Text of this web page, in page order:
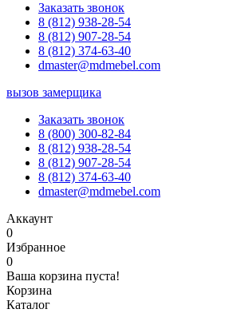
Заказать звонок
8 (812) 938-28-54
8 (812) 907-28-54
8 (812) 374-63-40
dmaster@mdmebel.com
вызов замерщика
Заказать звонок
8 (800) 300-82-84
8 (812) 938-28-54
8 (812) 907-28-54
8 (812) 374-63-40
dmaster@mdmebel.com
Аккаунт
0
Избранное
0
Ваша корзина пуста!
Корзина
Каталог